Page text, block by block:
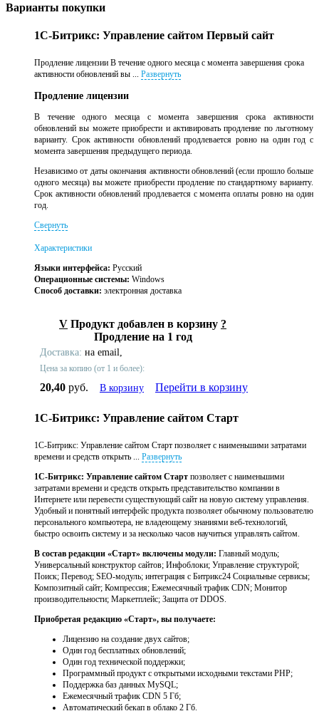
Варианты покупки
1С-Битрикс: Управление сайтом Первый сайт
Продление лицензии В течение одного месяца с момента завершения срока
активности обновлений вы ... Развернуть
Продление лицензии
В течение одного месяца с момента завершения срока активности
обновлений вы можете приобрести и активировать продление по льготному
варианту. Срок активности обновлений продлевается ровно на один год с
момента завершения предыдущего периода.
Независимо от даты окончания активности обновлений (если прошло больше
одного месяца) вы можете приобрести продление по стандартному варианту.
Срок активности обновлений продлевается с момента оплаты ровно на один
год.
Свернуть
Характеристики
Языки интерфейса: Русский
Операционные системы: Windows
Способ доставки: электронная доставка
V Продукт добавлен в корзину ?
Продление на 1 год
Доставка: на email,
Цена за копию (от 1 и более):
20,40 руб. В корзину Перейти в корзину
1С-Битрикс: Управление сайтом Старт
1С-Битрикс: Управление сайтом Старт позволяет с наименьшими затратами
времени и средств открыть ... Развернуть
1С-Битрикс: Управление сайтом Старт позволяет с наименьшими
затратами времени и средств открыть представительство компании в
Интернете или перевести существующий сайт на новую систему управления.
Удобный и понятный интерфейс продукта позволяет обычному пользователю
персонального компьютера, не владеющему знаниями веб-технологий,
быстро освоить систему и за несколько часов научиться управлять сайтом.
В состав редакции «Старт» включены модули: Главный модуль;
Универсальный конструктор сайтов; Инфоблоки; Управление структурой;
Поиск; Перевод; SEO-модуль; интеграция с Битрикс24 Социальные сервисы;
Композитный сайт; Компрессия; Ежемесячный трафик CDN; Монитор
производительности; Маркетплейс; Защита от DDOS.
Приобретая редакцию «Старт», вы получаете:
Лицензию на создание двух сайтов;
Один год бесплатных обновлений;
Один год технической поддержки;
Программный продукт с открытыми исходными текстами PHP;
Поддержка баз данных MySQL;
Ежемесячный трафик CDN 5 Гб;
Автоматический бекап в облако 2 Гб.